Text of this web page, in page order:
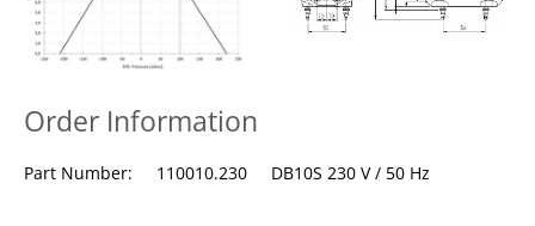
Order Information
Part Number: 110010.230 DB10S 230 V / 50 Hz